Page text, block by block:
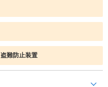
盗難防止装置